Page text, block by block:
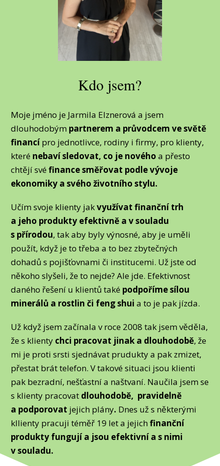
Kdo jsem?
Moje jméno je Jarmila Elznerová a jsem
dlouhodobým partnerem a průvodcem ve světě
financípro jednotlivce, rodiny i firmy, pro klienty,
které nebaví sledovat, co je nového a přesto
chtějí svéfinance směřovat podle vývoje
ekonomiky a svého životního stylu.
Učím svoje klienty jakvyužívat finanční trh
a jeho produkty efektivně a v souladu
s přírodou, tak aby byly výnosné, aby je uměli
použít, když je to třeba a to bez zbytečných
dohadů s pojišťovnami či institucemi. Už jste od
někoho slyšeli, že to nejde? Ale jde. Efektivnost
daného řešení u klientů také podpoříme sílou
minerálů a rostlin či feng shui a to je pak jízda.
Už když jsem začínala v roce 2008 tak jsem věděla,
že s klienty chci pracovat jinak a dlouhodobě, že
mi je proti srsti sjednávat prudukty a pak zmizet,
přestat brát telefon. V takové situaci jsou klienti
pak bezradní, nešťastní a naštvaní. Naučila jsem se
s klienty pracovat dlouhodobě, pravidelně
a podporovat jejich plány. Dnes už s některými
kllienty pracuji téměř 19 let a jejichfinanční
produkty fungují a jsou efektivní a s nimi
v souladu.